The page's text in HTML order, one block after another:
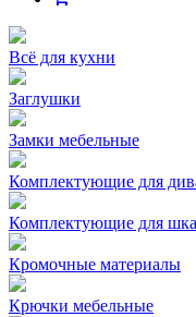
Всё для кухни
Заглушки
Замки мебельные
Комплектующие для
Комплектующие для
Кромочные материалы
Крючки мебельные